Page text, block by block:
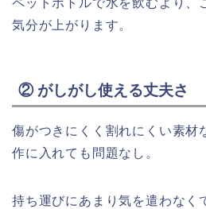
ペットボトルで水を飲むより、
気分が上がります。
② がしがし使える丈夫さ
傷がつきにくく割れにくい素材
作に入れても問題なし。
持ち運びにあまり気を遣わなく